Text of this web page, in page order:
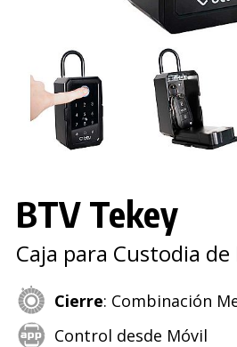
BTV Tekey
Caja para Custodia de
Cierre: Combinación
Control desde Móvil